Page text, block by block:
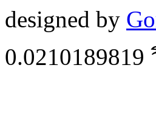
designed by
0.0210189819